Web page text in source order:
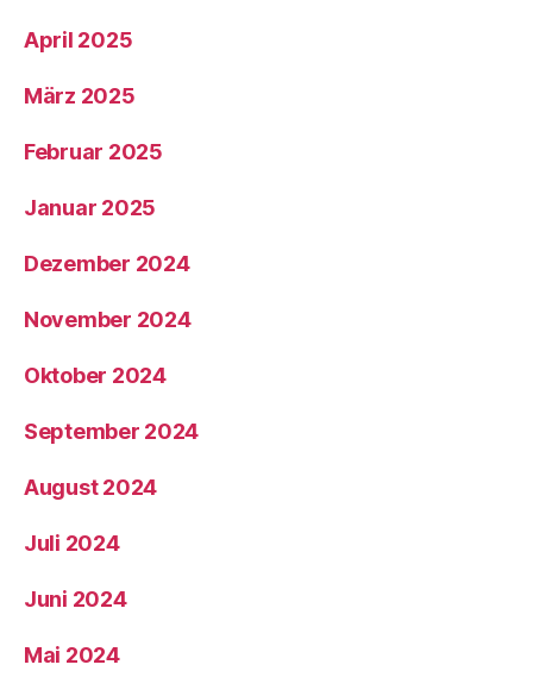
April 2025
März 2025
Februar 2025
Januar 2025
Dezember 2024
November 2024
Oktober 2024
September 2024
August 2024
Juli 2024
Juni 2024
Mai 2024